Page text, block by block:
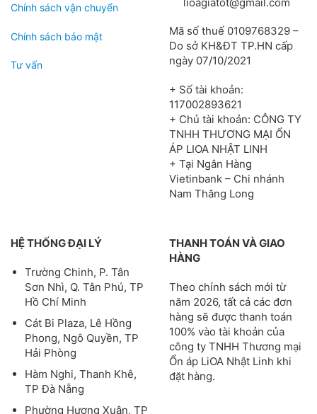
Chính sách vận chuyển
Chính sách bảo mật
Tư vấn
Mã số thuế 0109768329 –
Do sở KH&ĐT TP.HN cấp
ngày 07/10/2021
+ Số tài khoản:
117002893621
+ Chủ tài khoản: CÔNG TY
TNHH THƯƠNG MẠI ỔN
ÁP LIOA NHẬT LINH
+ Tại Ngân Hàng
Vietinbank – Chi nhánh
Nam Thăng Long
HỆ THỐNG ĐẠI LÝ
Trường Chinh, P. Tân
Sơn Nhì, Q. Tân Phú, TP
Hồ Chí Minh
Cát Bi Plaza, Lê Hồng
Phong, Ngô Quyền, TP
Hải Phòng
Hàm Nghi, Thanh Khê,
TP Đà Nẵng
Phường Hương Xuân, TP
THANH TOÁN VÀ GIAO
HÀNG
Theo chính sách mới từ
năm 2026, tất cả các đơn
hàng sẽ được thanh toán
100% vào tài khoản của
công ty TNHH Thương mại
Ổn áp LiOA Nhật Linh khi
đặt hàng.